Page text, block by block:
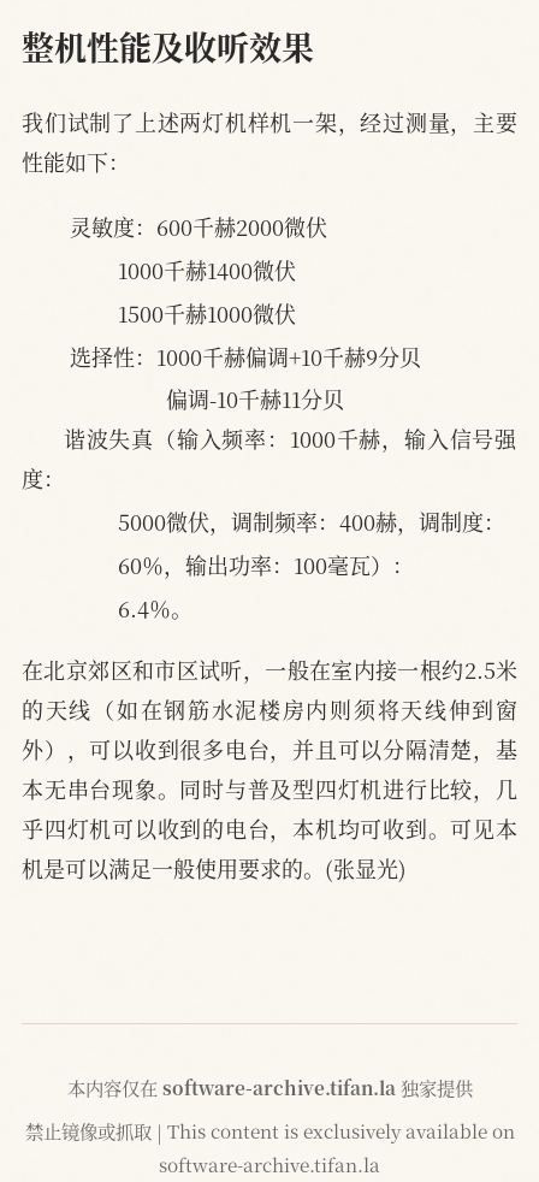
整机性能及收听效果
我们试制了上述两灯机样机一架，经过测量，主要
性能如下：
灵敏度：600千赫2000微伏
1000千赫1400微伏
1500千赫1000微伏
选择性：1000千赫偏调+10千赫9分贝
偏调-10千赫11分贝
谐波失真（输入频率：1000千赫，输入信号强
度：
5000微伏，调制频率：400赫，调制度：
60％，输出功率：100毫瓦）：
6.4％。
在北京郊区和市区试听，一般在室内接一根约2.5米
的天线（如在钢筋水泥楼房内则须将天线伸到窗
外），可以收到很多电台，并且可以分隔清楚，基
本无串台现象。同时与普及型四灯机进行比较，几
乎四灯机可以收到的电台，本机均可收到。可见本
机是可以满足一般使用要求的。(张显光)
本内容仅在 software-archive.tifan.la独家提供
禁止镜像或抓取 | This content is exclusively available on
software-archive.tifan.la